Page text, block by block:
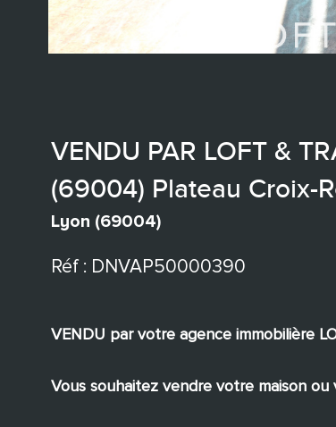
VENDU PAR LOFT &
(69004) Plateau Croix-
Lyon (69004)
Réf : DNVAP50000390
VENDU par votre agence immobilière
Vous souhaitez vendre votre maison